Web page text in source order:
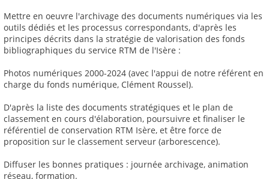
Mettre en oeuvre l'archivage des documents numériques via les
outils dédiés et les processus correspondants, d'après les
principes décrits dans la stratégie de valorisation des fonds
bibliographiques du service RTM de l'Isère :
Photos numériques 2000-2024 (avec l'appui de notre référent en
charge du fonds numérique, Clément Roussel).
D'après la liste des documents stratégiques et le plan de
classement en cours d'élaboration, poursuivre et finaliser le
référentiel de conservation RTM Isère, et être force de
proposition sur le classement serveur (arborescence).
Diffuser les bonnes pratiques : journée archivage, animation
réseau, formation.